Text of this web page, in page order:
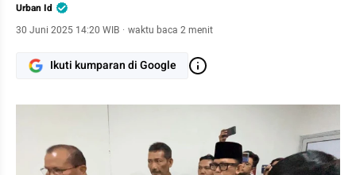
Urban Id
30 Juni 2025 14:20 WIB · waktu baca 2 menit
Ikuti kumparan di Google